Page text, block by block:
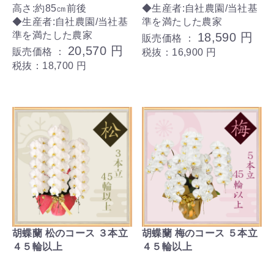
高さ:約85㎝前後
◆生産者:自社農園/当社基
準を満たした農家
販売価格 ： 20,570 円
税抜：18,700 円
◆生産者:自社農園/当社基
準を満たした農家
販売価格 ： 18,590 円
税抜：16,900 円
胡蝶蘭 松のコース ３本立
４５輪以上
胡蝶蘭 梅のコース ５本立
４５輪以上